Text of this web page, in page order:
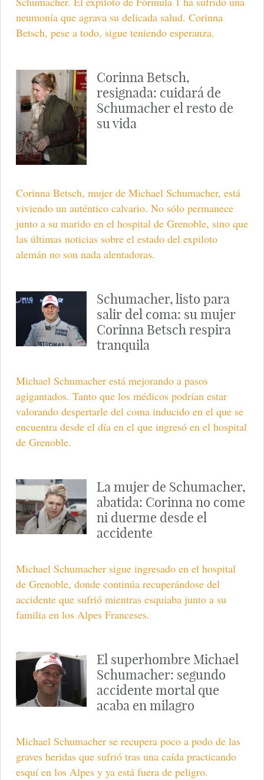
neumonía que agrava su delicada salud. Corinna
Betsch, pese a todo, sigue teniendo esperanza.
Corinna Betsch,
resignada: cuidará de
Schumacher el resto de
su vida
Corinna Betsch, mujer de Michael Schumacher, está
viviendo un auténtico calvario. No sólo permanece
junto a su marido en el hospital de Grenoble, sino que
las últimas noticias sobre el estado del expiloto
alemán no son nada alentadoras.
Schumacher, listo para
salir del coma: su mujer
Corinna Betsch respira
tranquila
Michael Schumacher está mejorando a pasos
agigantados. Tanto que los médicos podrían estar
valorando despertarle del coma inducido en el que se
encuentra desde el día en el que ingresó en el hospital
de Grenoble.
La mujer de Schumacher,
abatida: Corinna no come
ni duerme desde el
accidente
Michael Schumacher sigue ingresado en el hospital
de Grenoble, donde continúa recuperándose del
accidente que sufrió mientras esquiaba junto a su
familia en los Alpes Franceses.
El superhombre Michael
Schumacher: segundo
accidente mortal que
acaba en milagro
Michael Schumacher se recupera poco a podo de las
graves heridas que sufrió tras una caída practicando
esquí en los Alpes y ya está fuera de peligro.